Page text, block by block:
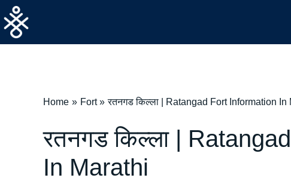
Skip
to
Home Fort रतनगड किल्ला | Ratangad Fort Information In
रतनगड किल्ला |
In Marathi